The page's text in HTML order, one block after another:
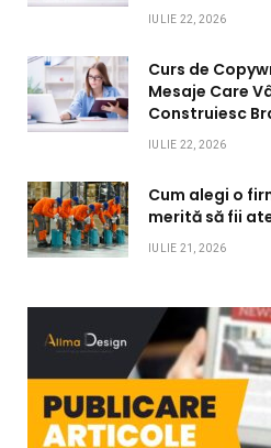
IULIE 22, 2026
Curs de
Mesaje Care
Construiesc
IULIE 22, 2026
Cum alegi o
merită să fii
IULIE 21, 2026